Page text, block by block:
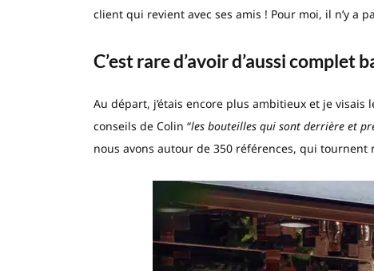
client qui revient avec ses amis ! Pour moi, il n’y a
C’est rare d’avoir d’aussi complet
Au départ, j’étais encore plus ambitieux et je
conseils de Colin “les bouteilles qui sont derrière et
nous avons autour de 350 références, qui